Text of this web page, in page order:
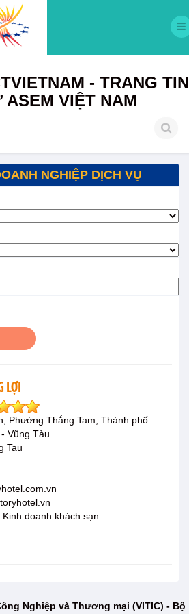
- TRANG TIN
VIỆT NAM
NGHIỆP DỊCH VỤ
LỢI
Phường Thắng Tam, Thành phố
Vũng Tàu
Tau
Kinh doanh khách sạn.
Nghiệp và Thương mại (VITIC) - Bộ